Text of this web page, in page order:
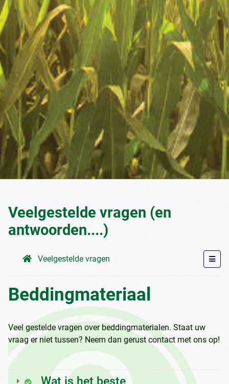
Veelgestelde vragen (en
antwoorden....)
Veelgestelde vragen
Beddingmateriaal
Veel gestelde vragen over beddingmaterialen. Staat uw
vraag er niet tussen? Neem dan gerust contact met ons op!
Wat is het beste